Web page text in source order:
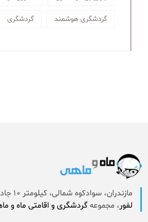
گردشگری هوشمند گردشگری
مازندران، سوادکوه شمالی، کیلومتر 10 جاده
لفور، مجموعهگردشگری و اقامتی ماه و